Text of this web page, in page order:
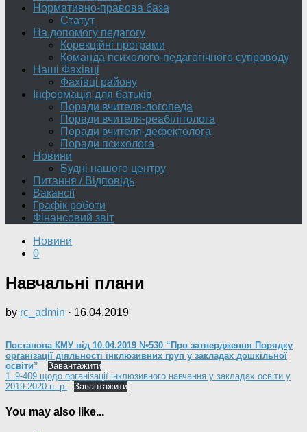
Нормативно-правова база
Статут
На допомогу педагогу
Корекційні програми
Команда психолого-педагогічного супроводу
Наші Фахівці
Фахівці району
Інформація для батьків
Поради вчителя-логопеда
Поради вчителя-реабілітолога
Поради вчителя-дефектолога
Поради психолога
Новини
Будні нашого центру
Питання / Відповідь
Вакансії
Графік роботи
Фінансовий звіт
Новини
0
Навчальні плани
by rc_admin · 16.04.2019
Постанова КМУ від 10.04.2019 №530 “Про затвердження Порядку
організації діяльності інклюзивних груп у закладах дошкільної
освіти”
Завантажити
1_9-409 щодо організації інклюзивного навчання у закладах освіти у
2019 2020 н. р.
Завантажити
You may also like...